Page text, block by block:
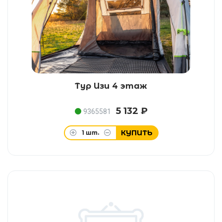
Тур Изи 4 этаж
9365581 5 132 ₽
1 шт. КУПИТЬ